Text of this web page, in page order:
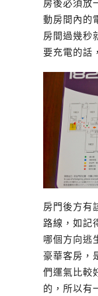
房後必須放
動房間內的
房間過幾秒
要充電的話
房門後方有
路線，如記
哪個方向逃
豪華客房，
們運氣比較
的，所以有